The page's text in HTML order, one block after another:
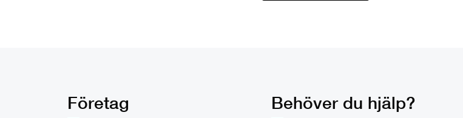
Företag Behöver du hjälp?